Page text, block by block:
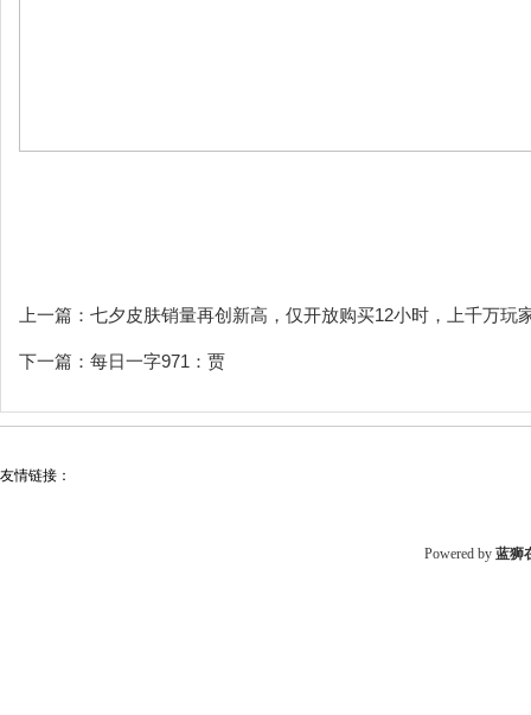
上一篇： 七夕皮肤销量再创新高，仅开放购买12小时，上千万玩
下一篇： 每日一字971：贾
友情链接：
Powered by 蓝狮